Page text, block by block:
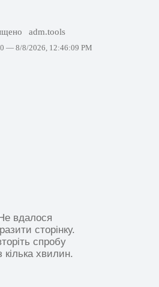
adm.tools
— 8/8/2026, 12:46:09 PM
вдалося
сторінку.
спробу
кілька хвилин.